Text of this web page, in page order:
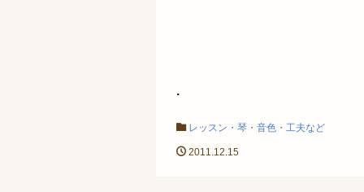
.
レッスン・琴・音色・工夫など
2011.12.15